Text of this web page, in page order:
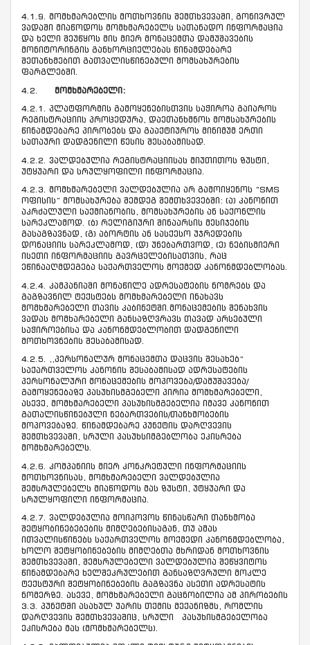
4.1.9. მომხმარებლის მოთხოვნის შემთხვევაში, გონივრულ
ვადაში მიაწოდოს მომხმარებელს სათანადო ინფორმაცია
და ხელი შეუწყოს მის მიერ მონაცემთა დამუშავების
მონიტორინგის განხორციელებას წინამდებარე
შეთანხმებით გათვალისწინებული მომსახურების
ფარგლებში.
4.2. მომხმარებელი:
4.2.1. პლატფორმის გამოყენებისთვის საჭიროა გაიაროს
რეგისტრაციის პროცედურა, დაეთანხმნოს მომსახურების
წინამდებარე პირობებს და გააქტიუროს მინიმუმ ერთი
სათაური დადგენილი წესის შესაბამისად.
4.2.2. ვალდებულია რეგისტრაციისას მიუთითოს ზუსტი,
უტყუარი და სრულყოფილი ინფორმაცია.
4.2.3. მომხმარებელი ვალდებულია არ გამოიყენოს “SMS
ოფისის” მომსახურება შემდეგ შემთხვევებში: (ა) კანონით
აკრძალული საქმიანობის, მომსახურების ან საქონლის
სარეკლამოდ. (ბ) რელიგიური შინაარსის მესიჯების
გასაგზავნად, (გ) აბორტის ან სასქესო უჯრედების
დონაციის სარეკლამოდ, (დ) უნებართვოდ, (ე) ნებისმიერი
ისეთი ინფორმაციის გავრცელებისათვის, რაც
ეწინააღმდეგება საქართველოს მოქმედ კანონმდებლობას.
4.2.4. კამპანიაში მონაწილე ადრესატების ნომრებს და
გაგზავნილ ტექსტებს მომხმარებელი ინახავს
მომხმარებელი თავის კაბინეტში.მონაცემების შენახვის
ვადას მომხარებელი განსაზღვრავს თავად არსებული
საჭიროებისა და კანონმდებლობით დადგენილი
მოთხოვნების შესაბამისად.
4.2.5. ,,პერსონალურ მონაცემთა დაცვის შესახებ“
საქართველოს კანონის შესაბამისად ადრესატების
პერსონალური მონაცემების მოპოვება/დამუშავება/
გამოყენებაზე პასუხისმგებელი პირია მომხმარებელი,
ასევე, მომხმარებელი პასუხისმგებელია იმავე კანონით
გათალისწინებული ნებართვების/თანხმობების
მოპოვებაზე. წინამდებარე პუნქტის დარღვევის
შემთხვევაში, სრული პასუხსიმგებლობა ეკისრება
მომხმარებელს.
4.2.6. კომპანიის მიერ კონკრეტული ინფორმაციის
მოთხოვნისას, მომხმარებელი ვალდებულია
შემსრულებელს მიაწოდოს მას ზუსტი, უტყუარი და
სრულყოფილი ინფორმაცია.
4.2.7. ვალდებულია მოიპოვოს წინასწარი თანხმობა
შეტყობინებებების მიმღებებისაგან, თუ ამას
ითვალისწინებს საქართველოს მოქმედი კანონმდებლობა,
ხოლო შეტყობინებების მიმღებთა მხრიდან მოთხოვნის
შემთხვევაში, შემსრულებელი ვალდებულია შეწყვიტოს
წინამდებარე ხელშეკრულებით განსაზღვრული მოკლე
ტექსტური შეტყობინებების გაგზავნა ასეთი ადრესატის
ნომერზე. ასევე, მომხმარებელი გაცნობილია ამ პირობების
3.3. პუნქტში ასახულ უარის თქმის მექანიზმს, რომლის
დარღვევის შემთხვევაშიც, სრული პასუხისმგებელობა
ეკისრება მას (მომხმარებელს).